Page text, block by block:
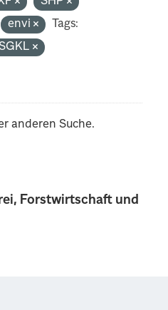
Forstwirtschaft und
envi
Tags:
anderen Suche.